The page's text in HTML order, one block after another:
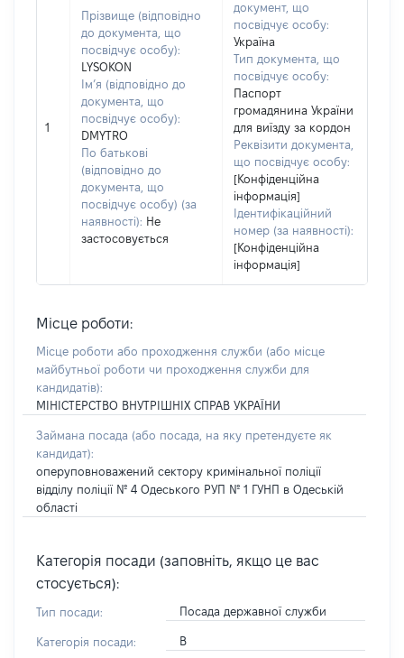
1
Прізвище (відповідно
до документа, що
посвідчує особу):
LYSOKON
Ім’я (відповідно до
документа, що
посвідчує особу):
DMYTRO
По батькові
(відповідно до
документа, що
посвідчує особу) (за
наявності): Не
застосовується
документ, що
посвідчує особу:
Україна
Тип документа, що
посвідчує особу:
Паспорт
громадянина України
для виїзду за кордон
Реквізити документа,
що посвідчує особу:
[Конфіденційна
інформація]
Ідентифікаційний
номер (за наявності):
[Конфіденційна
інформація]
Місце роботи:
Місце роботи або проходження служби (або місце
майбутньої роботи чи проходження служби для
кандидатів):
МІНІСТЕРСТВО ВНУТРІШНІХ СПРАВ УКРАЇНИ
Займана посада (або посада, на яку претендуєте як
кандидат):
оперуповноважений сектору кримінальної поліції
відділу поліції № 4 Одеського РУП № 1 ГУНП в Одеській
області
Категорія посади (заповніть, якщо це вас
стосується):
Тип посади: Посада державної служби
Категорія посади: В